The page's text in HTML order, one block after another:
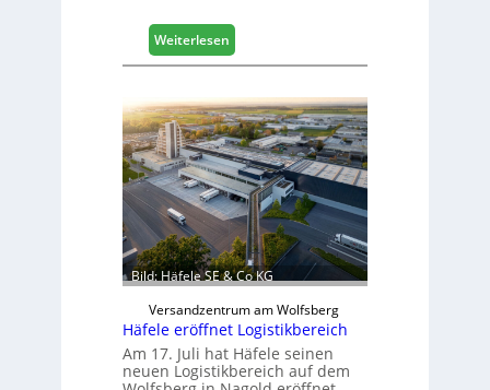
Weiterlesen:
M
s
c
h
i
n
e
n
b
a
u
d
i
g
i
Bild: Häfele SE & Co KG
Versandzentrum am Wolfsberg
Häfele eröffnet Logistikbereich
Am 17. Juli hat Häfele seinen
neuen Logistikbereich auf dem